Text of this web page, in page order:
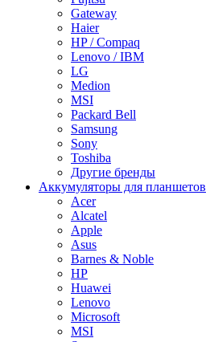
Gateway
Haier
HP / Compaq
Lenovo / IBM
LG
Medion
MSI
Packard Bell
Samsung
Sony
Toshiba
Другие бренды
Аккумуляторы для планшетов
Acer
Alcatel
Apple
Asus
Barnes & Noble
HP
Huawei
Lenovo
Microsoft
MSI